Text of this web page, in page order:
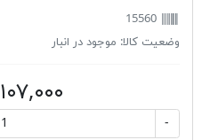
15560
وضعیت کالا: موجود در انبار
۱۰۷,۰۰۰ تومان
-